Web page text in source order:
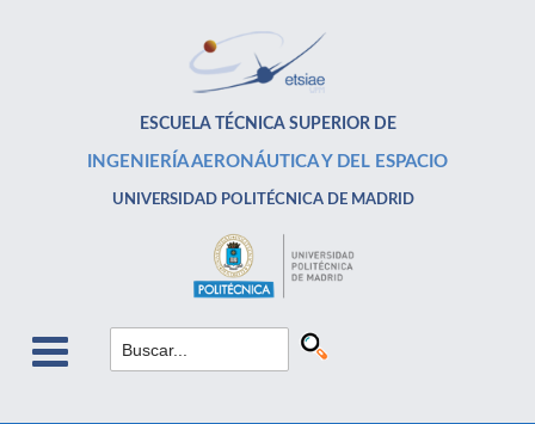
ESCUELA TÉCNICA SUPERIOR DE
INGENIERÍA AERONÁUTICA Y DEL ESPACIO
UNIVERSIDAD POLITÉCNICA DE MADRID